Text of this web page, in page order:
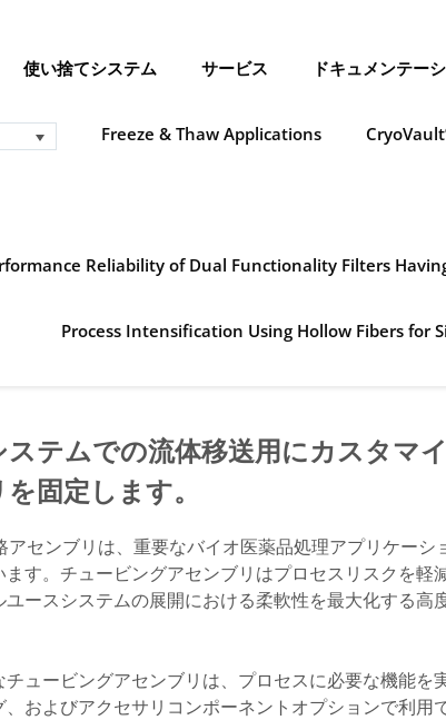
使い捨てシステム サービス ドキュメンテー
Freeze & Thaw Applications CryoVault
Reliability of Dual Functionality Filters
Process Intensification Using Hollow Fibers for
テムでの流体移送用にカスタマイ
固定します。
アセンブリは、重要なバイオ医薬品処理アプリケーシ
す。チュービングアセンブリはプロセスリスクを軽
ースシステムの展開における柔軟性を最大化する高
ュービングアセンブリは、プロセスに必要な機能を
およびアクセサリコンポーネントオプションで利用